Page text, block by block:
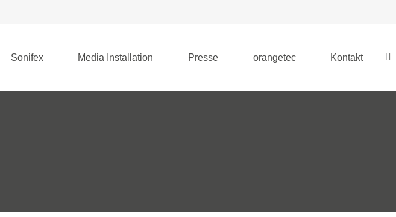
Sonifex Media Installation Presse orangetec Kontakt